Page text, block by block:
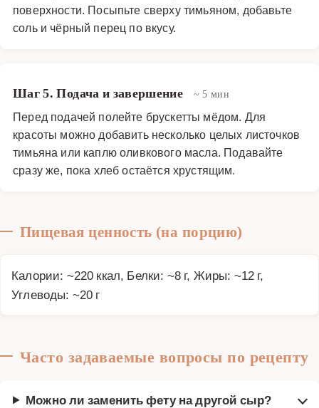
поверхности. Посыпьте сверху тимьяном, добавьте
соль и чёрный перец по вкусу.
Шаг 5. Подача и завершение ~ 5 мин
Перед подачей полейте брускетты мёдом. Для
красоты можно добавить несколько целых листочков
тимьяна или каплю оливкового масла. Подавайте
сразу же, пока хлеб остаётся хрустящим.
Пищевая ценность (на порцию)
Калории: ~220 ккал, Белки: ~8 г, Жиры: ~12 г,
Углеводы: ~20 г
Часто задаваемые вопросы по рецепту
Можно ли заменить фету на другой сыр?